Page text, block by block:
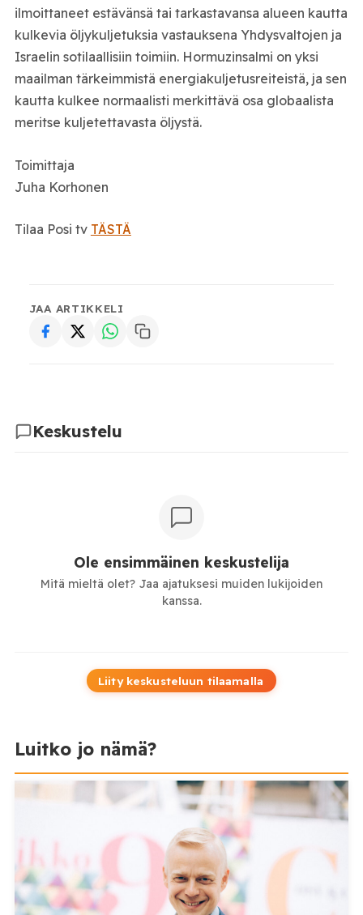
ilmoittaneet estävänsä tai tarkastavansa alueen kautta
kulkevia öljykuljetuksia vastauksena Yhdysvaltojen ja
Israelin sotilaallisiin toimiin. Hormuzinsalmi on yksi
maailman tärkeimmistä energiakuljetusreiteistä, ja sen
kautta kulkee normaalisti merkittävä osa globaalista
meritse kuljetettavasta öljystä.
Toimittaja
Juha Korhonen
Tilaa Posi tv TÄSTÄ
JAA ARTIKKELI
Keskustelu
Ole ensimmäinen keskustelija
Mitä mieltä olet? Jaa ajatuksesi muiden lukijoiden
kanssa.
Liity keskusteluun tilaamalla
Luitko jo nämä?